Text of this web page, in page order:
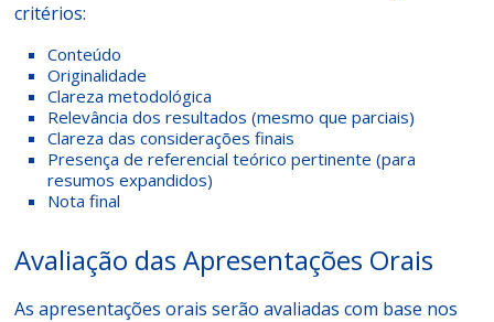
critérios:
Conteúdo
Originalidade
Clareza metodológica
Relevância dos resultados (mesmo que parciais)
Clareza das considerações finais
Presença de referencial teórico pertinente (para
resumos expandidos)
Nota final
Avaliação das Apresentações Orais
As apresentações orais serão avaliadas com base nos